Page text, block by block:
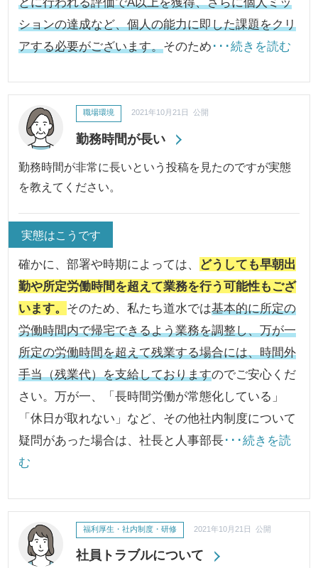
ションの達成など、個人の能力に即した課題をクリ
アする必要がございます。そのため ･･･続きを読む
勤務時間が長い
職場環境 2021年10月21日 公開
勤務時間が非常に長いという投稿を見たのですが実態
を教えてください。
実態はこうです
確かに、部署や時期によっては、 どうしても早朝出
勤や所定労働時間を超えて業務を行う可能性もござ
います。 そのため、私たち道水では基本的に所定の
労働時間内で帰宅できるよう業務を調整し、万が一
所定の労働時間を超えて残業する場合には、時間外
手当（残業代）を支給しておりますのでご安心くだ
さい。万が一、「長時間労働が常態化している」
「休日が取れない」など、その他社内制度について
疑問があった場合は、社長と人事部長･･･続きを読
む
社員トラブルについて
福利厚生・社内制度・研修 2021年10月21日 公開